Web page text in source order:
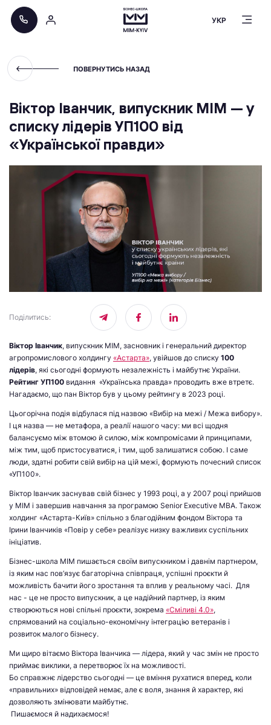
УКР
ПОВЕРНУТИСЬ НАЗАД
Віктор Іванчик, випускник МІМ — у
списку лідерів УП100 від
«Української правди»
Поділитись:
Віктор Іванчик, випускник МІМ, засновник і генеральний директор
агропромислового холдингу «Астарта», увійшов до списку 100
лідерів, які сьогодні формують незалежність і майбутнє України.
Рейтинг УП100 видання «Українська правда» проводить вже втретє.
Нагадаємо, що пан Віктор був у цьому рейтингу в 2023 році.
Цьогорічна подія відбулася під назвою «Вибір на межі / Межа вибору».
І ця назва — не метафора, а реалії нашого часу: ми всі щодня
балансуємо між втомою й силою, між компромісами й принципами,
між тим, щоб пристосуватися, і тим, щоб залишатися собою. І саме
люди, здатні робити свій вибір на цій межі, формують почесний список
«УП100».
Віктор Іванчик заснував свій бізнес у 1993 році, а у 2007 році прийшов
у МІМ і завершив навчання за програмою Senior Executive MBA. Також
холдинг «Астарта-Київ» спільно з благодійним фондом Віктора та
Ірини Іванчиків «Повір у себе» реалізує низку важливих суспільних
ініціатив.
Бізнес-школа МІМ пишається своїм випускником і давнім партнером,
із яким нас пов’язує багаторічна співпраця, успішні проєкти й
можливість бачити його зростання та вплив у реальному часі. Для
нас - це не просто випускник, а це надійний партнер, із яким
створюються нові спільні проєкти, зокрема «Сміливі 4.0»,
спрямований на соціально-економічну інтеграцію ветеранів і
розвиток малого бізнесу.
Ми щиро вітаємо Віктора Іванчика — лідера, який у час змін не просто
приймає виклики, а перетворює їх на можливості.
Бо справжнє лідерство сьогодні — це вміння рухатися вперед, коли
«правильних» відповідей немає, але є воля, знання й характер, які
дозволяють змінювати майбутнє.
Пишаємося й надихаємося!